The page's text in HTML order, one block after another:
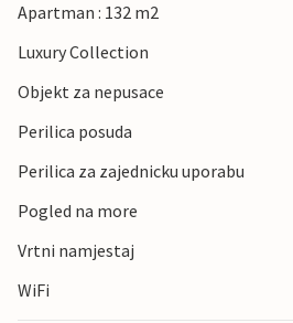
Apartman : 132 m2
Luxury Collection
Objekt za nepusace
Perilica posuda
Perilica za zajednicku uporabu
Pogled na more
Vrtni namjestaj
WiFi